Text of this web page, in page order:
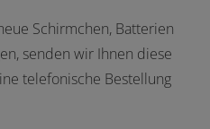
Schirmchen, Batterien
senden wir Ihnen diese
telefonische Bestellung